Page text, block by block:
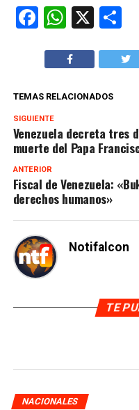
Facebook
X
TEMAS RELACIONADOS
SIGUIENTE
Venezuela decreta tres
muerte del Papa
ANTERIOR
Fiscal de Venezuela:
derechos humanos»
Notifalcon
TE
NACIONALES